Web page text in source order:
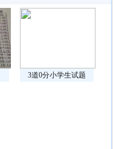
3道0分小学生试题